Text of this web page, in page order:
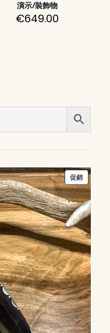
演示/裝飾物
€649.00
促銷特
價
商
品